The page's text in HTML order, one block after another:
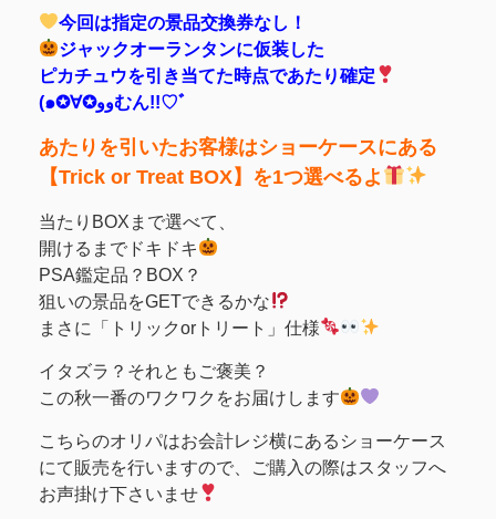
今回は指定の景品交換券なし！
ジャックオーランタンに仮装した
ピカチュウを引き当てた時点であたり確定
(๑✪∀✪ووむん!!♡ﾞ
あたりを引いたお客様はショーケースにある
【Trick or Treat BOX】を1つ選べるよ
当たりBOXまで選べて、
開けるまでドキドキ
PSA鑑定品？BOX？
狙いの景品をGETできるかな
まさに「トリックorトリート」仕様
イタズラ？それともご褒美？
この秋一番のワクワクをお届けします
こちらのオリパはお会計レジ横にあるショーケース
にて販売を行いますので、ご購入の際はスタッフへ
お声掛け下さいませ